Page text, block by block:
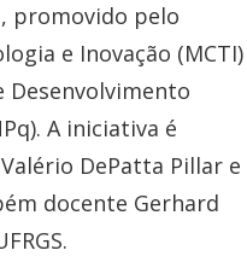
promovido pelo
e Inovação (MCTI)
Desenvolvimento
A iniciativa é
DePatta Pillar e
docente Gerhard